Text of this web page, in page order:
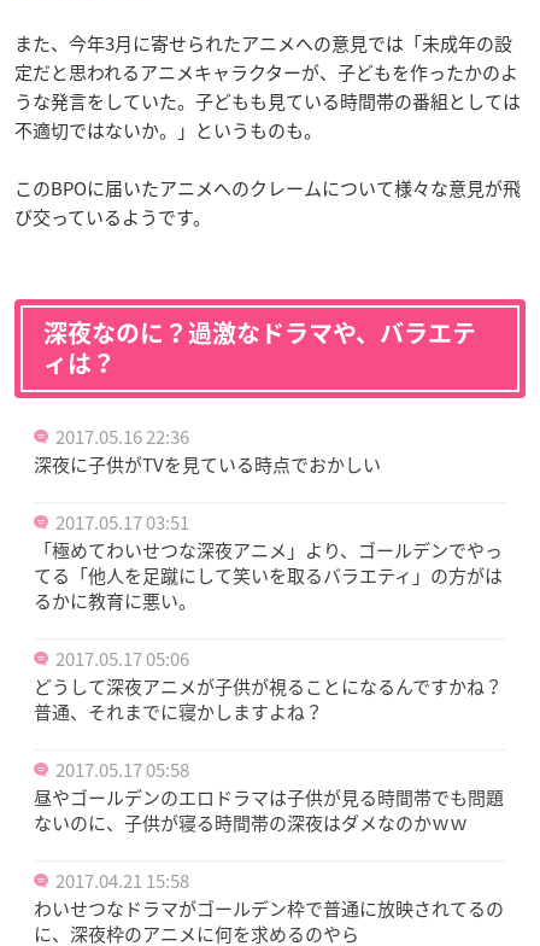
また、今年3月に寄せられたアニメへの意見では「未成年の設
定だと思われるアニメキャラクターが、子どもを作ったかのよ
うな発言をしていた。子どもも見ている時間帯の番組としては
不適切ではないか。」というものも。
このBPOに届いたアニメへのクレームについて様々な意見が飛
び交っているようです。
深夜なのに？過激なドラマや、バラエテ
ィは？
2017.05.16 22:36
深夜に子供がTVを見ている時点でおかしい
2017.05.17 03:51
「極めてわいせつな深夜アニメ」より、ゴールデンでやっ
てる「他人を足蹴にして笑いを取るバラエティ」の方がは
るかに教育に悪い。
2017.05.17 05:06
どうして深夜アニメが子供が視ることになるんですかね？
普通、それまでに寝かしますよね？
2017.05.17 05:58
昼やゴールデンのエロドラマは子供が見る時間帯でも問題
ないのに、子供が寝る時間帯の深夜はダメなのかｗｗ
2017.04.21 15:58
わいせつなドラマがゴールデン枠で普通に放映されてるの
に、深夜枠のアニメに何を求めるのやら